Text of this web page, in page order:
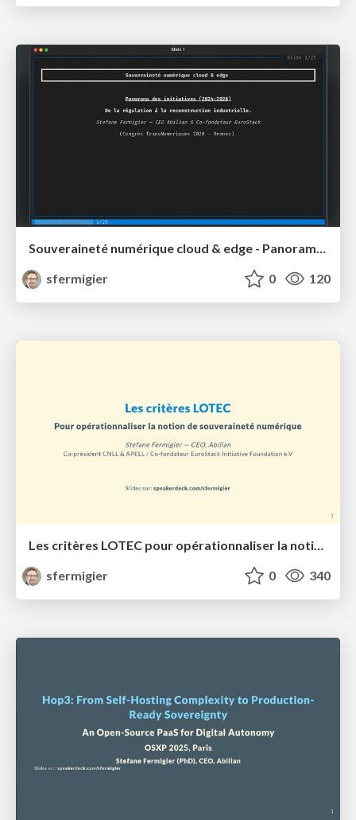
Souveraineté numérique cloud & edge - Panorama des initiatives (2024-2026)
sfermigier
0 120
Les critères LOTEC pour opérationnaliser la notion de souveraineté numérique
sfermigier
0 340